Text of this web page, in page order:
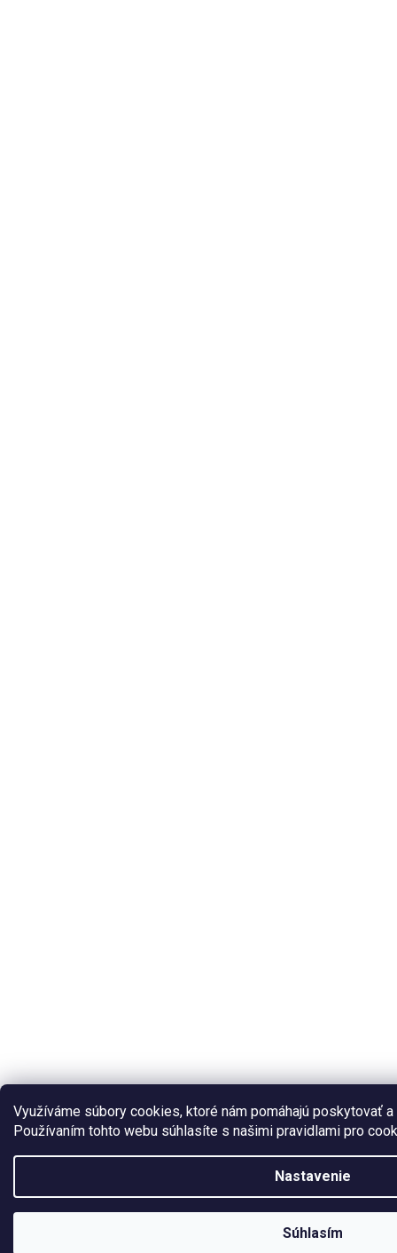
Využíváme súbory cookies, ktoré nám pomáhajú poskytovať
Používaním tohto webu súhlasíte s našimi pravidlami pro
Nastavenie
Súhlasím
V dňoch 03.08.2026 – 09.08.2026 bude predajňa EZVAR – zváracia
zatvorená. Objednávky prijaté v tomto období budú vybavené po